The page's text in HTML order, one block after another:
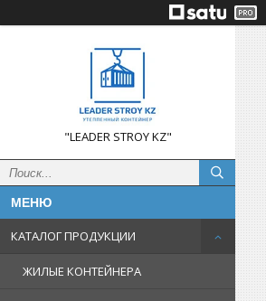
"LEADER STROY KZ"
КАТАЛОГ ПРОДУКЦИИ
ЖИЛЫЕ КОНТЕЙНЕРА